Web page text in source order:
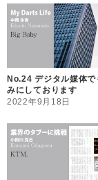
No.24 デジタル媒体で
みにしております
2022年9月18日